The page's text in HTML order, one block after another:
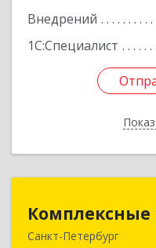
Внедрений
1С:Специалист
Санкт-Петербург
194044, Санкт-